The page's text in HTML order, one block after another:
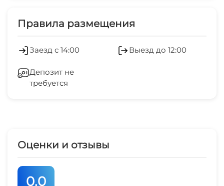
презентаций
Холодильник
Гладильные принадлежности
Прачечная
Правила размещения
Заезд с 14:00 Выезд до 12:00
Депозит не
требуется
Оценки и отзывы
0.0